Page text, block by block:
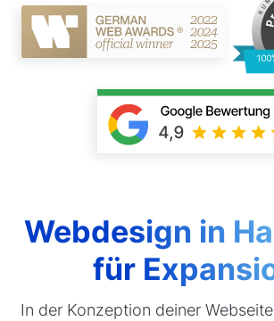
Webdesign in
für
In der Konzeption deiner